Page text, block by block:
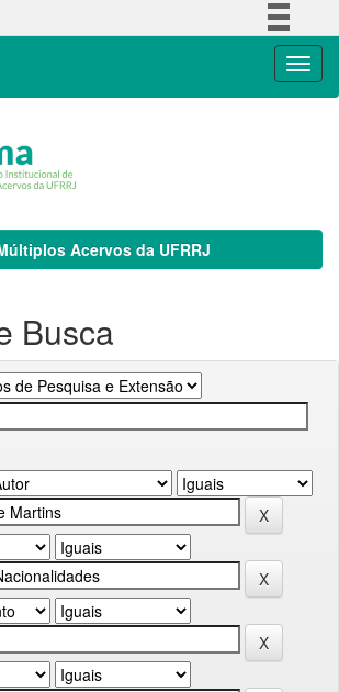
Acervos da UFRRJ
Busca